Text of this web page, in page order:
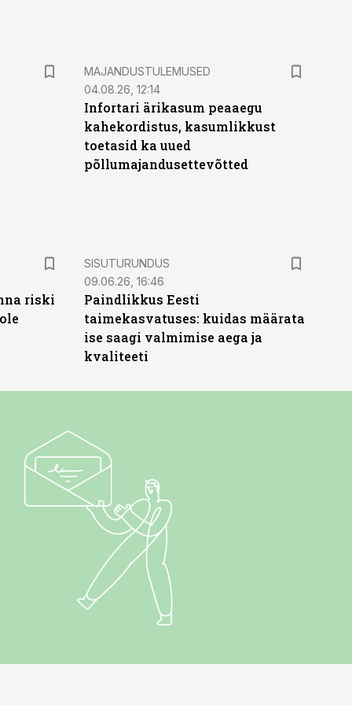
MAJANDUSTULEMUSED
04.08.26, 12:14
Infortari ärikasum peaaegu
kahekordistus, kasumlikkust
toetasid ka uued
põllumajandusettevõtted
riski
ST
SISUTURUNDUS
09.06.26, 16:46
Paindlikkus Eesti
taimekasvatuses: kuidas määrata
ise saagi valmimise aega ja
kvaliteeti